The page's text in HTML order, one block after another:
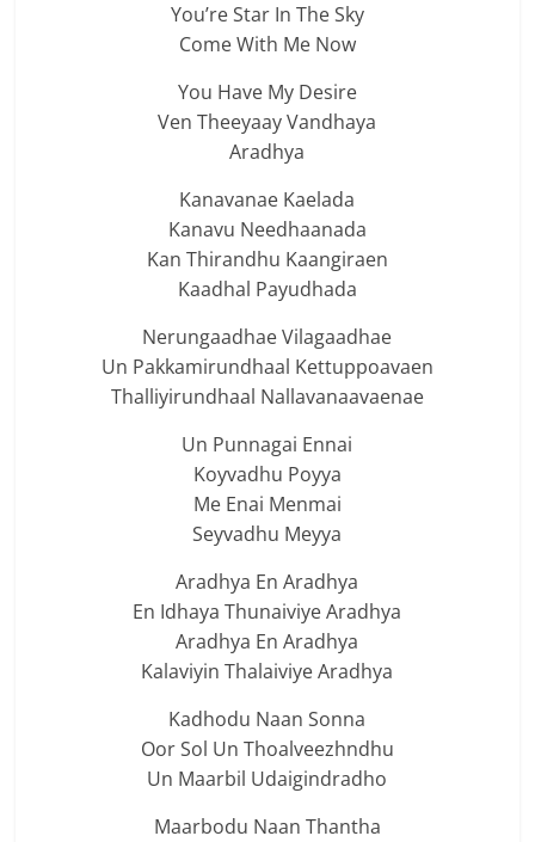
You’re Star In The Sky
Come With Me Now
You Have My Desire
Ven Theeyaay Vandhaya
Aradhya
Kanavanae Kaelada
Kanavu Needhaanada
Kan Thirandhu Kaangiraen
Kaadhal Payudhada
Nerungaadhae Vilagaadhae
Un Pakkamirundhaal Kettuppoavaen
Thalliyirundhaal Nallavanaavaenae
Un Punnagai Ennai
Koyvadhu Poyya
Me Enai Menmai
Seyvadhu Meyya
Aradhya En Aradhya
En Idhaya Thunaiviye Aradhya
Aradhya En Aradhya
Kalaviyin Thalaiviye Aradhya
Kadhodu Naan Sonna
Oor Sol Un Thoalveezhndhu
Un Maarbil Udaigindradho
Maarbodu Naan Thantha